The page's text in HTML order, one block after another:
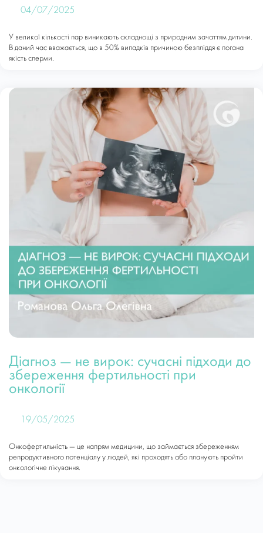
04/07/2025
У великої кількості пар виникають складнощі з природним зачаттям дитини.
В даний час вважається, що в 50% випадків причиною безпліддя є погана
якість сперми.
Діагноз — не вирок: сучасні підходи до
збереження фертильності при
онкології
19/05/2025
Онкофертильність — це напрям медицини, що займається збереженням
репродуктивного потенціалу у людей, які проходять або планують пройти
онкологічне лікування.